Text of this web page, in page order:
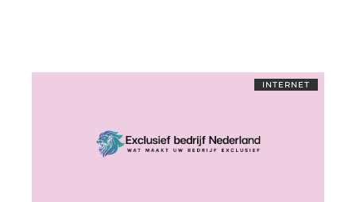
INTERNET